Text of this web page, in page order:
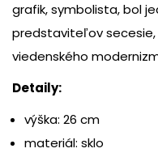
grafik, symbolista, bol
predstaviteľov
viedenského
Detaily:
výška: 26 cm
materiál: sklo